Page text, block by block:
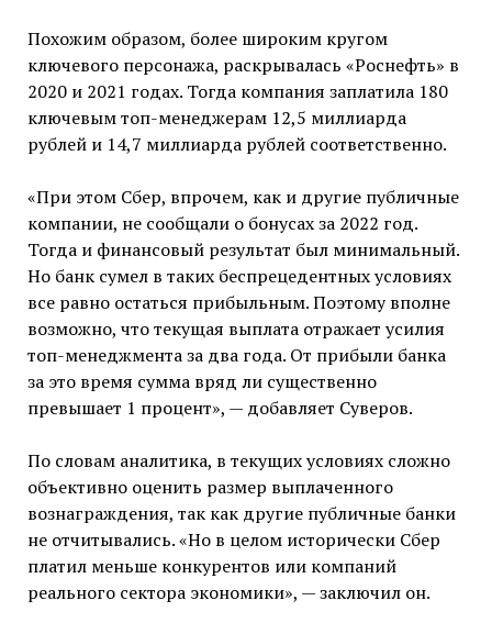
Похожим образом, более широким кругом
ключевого персонажа, раскрывалась «Роснефть» в
2020 и 2021 годах. Тогда компания заплатила 180
ключевым топ-менеджерам 12,5 миллиарда
рублей и 14,7 миллиарда рублей соответственно.
«При этом Сбер, впрочем, как и другие публичные
компании, не сообщали о бонусах за 2022 год.
Тогда и финансовый результат был минимальный.
Но банк сумел в таких беспрецедентных условиях
все равно остаться прибыльным. Поэтому вполне
возможно, что текущая выплата отражает усилия
топ-менеджмента за два года. От прибыли банка
за это время сумма вряд ли существенно
превышает 1 процент», — добавляет Суверов.
По словам аналитика, в текущих условиях сложно
объективно оценить размер выплаченного
вознаграждения, так как другие публичные банки
не отчитывались. «Но в целом исторически Сбер
платил меньше конкурентов или компаний
реального сектора экономики», — заключил он.